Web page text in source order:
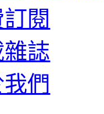
閱
誌
們